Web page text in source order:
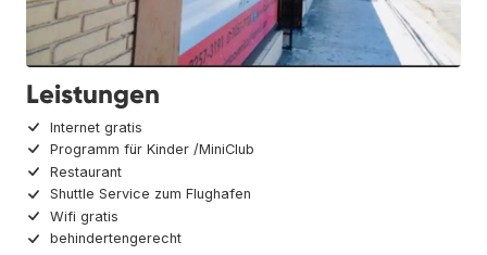
Leistungen
Internet gratis
Programm für Kinder /MiniClub
Restaurant
Shuttle Service zum Flughafen
Wifi gratis
behindertengerecht